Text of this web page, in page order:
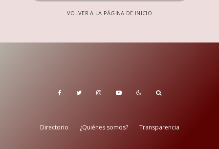
VOLVER A LA PÁGINA DE INICIO
Directorio ¿Quiénes somos? Transparencia